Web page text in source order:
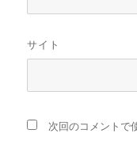
サイト
次回のコメントで